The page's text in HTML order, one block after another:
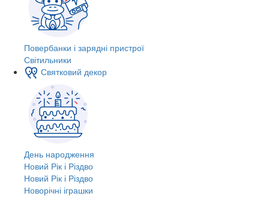
Повербанки і зарядні пристрої
Світильники
Святковий декор
День народження
Новий Рік і Різдво
Новий Рік і Різдво
Новорічні іграшки